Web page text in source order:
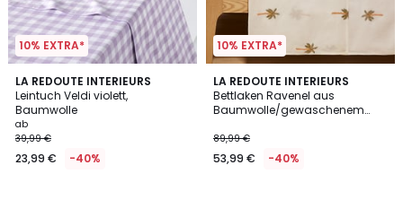
10% EXTRA*
LA REDOUTE INTERIEURS
Leintuch Veldi violett,
Baumwolle
ab
39,99 €
23,99 € -40%
4,9
/ 5
10% EXTRA*
LA REDOUTE INTERIEURS
Bettlaken Ravenel aus
Baumwolle/gewaschenem
89,99 €
53,99 € -40%
5
/
5